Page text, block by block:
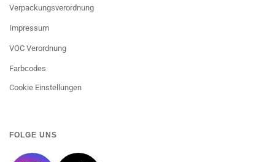
Verpackungsverordnung
Impressum
VOC Verordnung
Farbcodes
Cookie Einstellungen
FOLGE UNS